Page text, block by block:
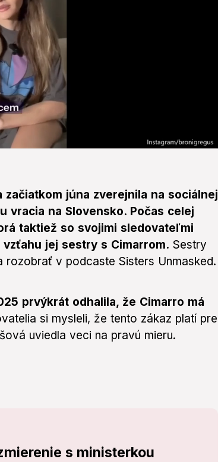
júna zverejnila na sociálnej
vracia na Slovensko. Počas celej
taktiež so svojimi sledovateľmi
jej sestry s Cimarrom. Sestry
v podcaste Sisters Unmasked.
prvýkrát odhalila, že Cimarro má
si mysleli, že tento zákaz platí pre
uviedla veci na pravú mieru.
s ministerkou